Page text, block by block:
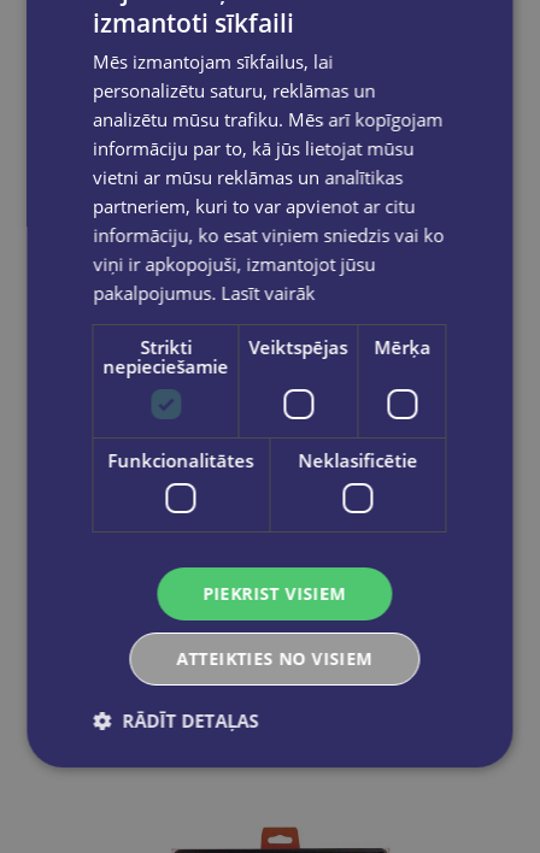
€22.95
Add to cart
izmantoti sīkfaili
Mēs izmantojam sīkfailus, lai
personalizētu saturu, reklāmas un
analizētu mūsu trafiku. Mēs arī kopīgojam
informāciju par to, kā jūs lietojat mūsu
vietni ar mūsu reklāmas un analītikas
partneriem, kuri to var apvienot ar citu
informāciju, ko esat viņiem sniedzis vai ko
viņi ir apkopojuši, izmantojot jūsu
pakalpojumus. Lasīt vairāk
Strikti
nepieciešamie
Veiktspējas Mērķa
Funkcionalitātes Neklasificētie
PIEKRIST VISIEM
ATTEIKTIES NO VISIEM
RĀDĪT DETAĻAS